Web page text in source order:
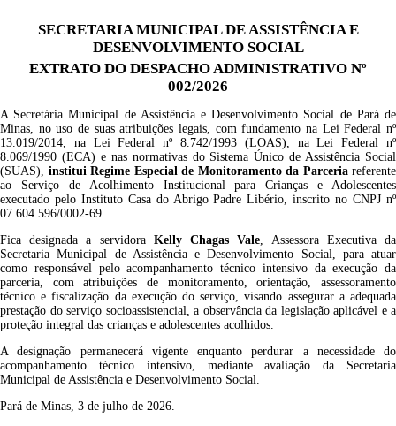
SECRETARIA MUNICIPAL DE ASSISTÊNCIA E
DESENVOLVIMENTO SOCIAL
EXTRATO DO DESPACHO ADMINISTRATIVO Nº
002/2026
A Secretária Municipal de Assistência e Desenvolvimento Social de Pará de
Minas, no uso de suas atribuições legais, com fundamento na Lei Federal nº
13.019/2014, na Lei Federal nº 8.742/1993 (LOAS), na Lei Federal nº
8.069/1990 (ECA) e nas normativas do Sistema Único de Assistência Social
(SUAS), institui Regime Especial de Monitoramento da Parceriareferente
ao Serviço de Acolhimento Institucional para Crianças e Adolescentes
executado pelo Instituto Casa do Abrigo Padre Libério, inscrito no CNPJ nº
07.604.596/0002-69.
Fica designada a servidora Kelly Chagas Vale, Assessora Executiva da
Secretaria Municipal de Assistência e Desenvolvimento Social, para atuar
como responsável pelo acompanhamento técnico intensivo da execução da
parceria, com atribuições de monitoramento, orientação, assessoramento
técnico e fiscalização da execução do serviço, visando assegurar a adequada
prestação do serviço socioassistencial, a observância da legislação aplicável e a
proteção integral das crianças e adolescentes acolhidos.
A designação permanecerá vigente enquanto perdurar a necessidade do
acompanhamento técnico intensivo, mediante avaliação da Secretaria
Municipal de Assistência e Desenvolvimento Social.
Pará de Minas, 3 de julho de 2026.